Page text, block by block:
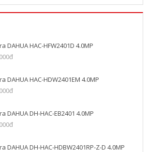
DAHUA HAC-HFW2401D 4.0MP
DAHUA HAC-HDW2401EM 4.0MP
DAHUA DH-HAC-EB2401 4.0MP
DAHUA DH-HAC-HDBW2401RP-Z-D 4.0MP